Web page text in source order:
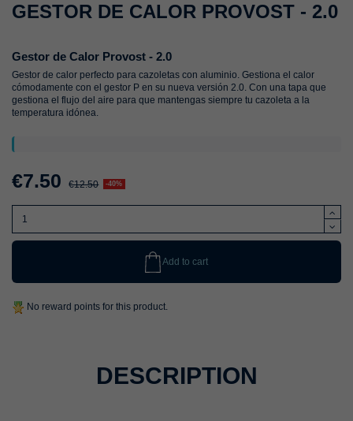
GESTOR DE CALOR PROVOST - 2.0
Gestor de Calor Provost - 2.0
Gestor de calor perfecto para cazoletas con aluminio. Gestiona el calor
cómodamente con el gestor P en su nueva versión 2.0. Con una tapa que
gestiona el flujo del aire para que mantengas siempre tu cazoleta a la
temperatura idónea.
€7.50 €12.50 -40%
Add to cart
No reward points for this product.
DESCRIPTION